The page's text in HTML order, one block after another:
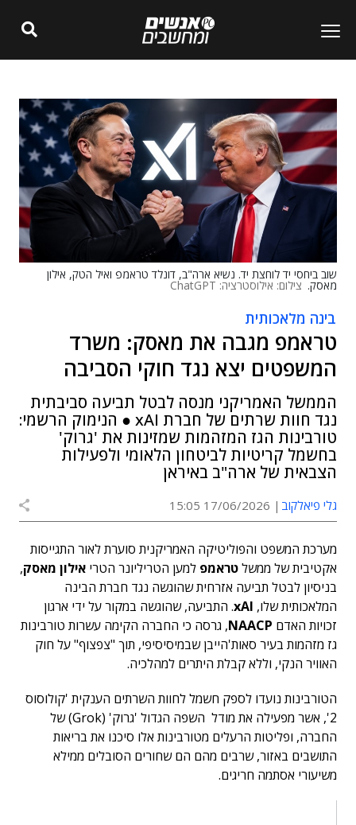
שוב ביחסי יד לוחצת יד. נשיא ארה"ב, דונלד טראמפ ואיל הטק, אילון
מאסק. צילום: אילוסטרציה: ChatGPT
בינה מלאכותית
טראמפ מגבה את מאסק: משרד
המשפטים יצא נגד חוקי הסביבה
הממשל האמריקני מנסה לבטל תביעה סביבתית
נגד חוות שרתים של חברת xAI ● הנימוק הרשמי:
טורבינות הגז המזהמות שמזינות את 'גרוק'
בחשמל קריטיות לביטחון הלאומי ולפעילות
הצבאית של ארה"ב באיראן
גלי פיאלקוב 17/06/2026 15:05
מערכת המשפט והפוליטיקה האמריקנית סוערת לאור התגייסות
אקטיבית של ממשלטראמפ למען הטריליונר הטרי אילון מאסק,
בניסיון לבטל תביעה אזרחית שהוגשה נגד חברת הבינה
המלאכותית שלו, xAI. התביעה, שהוגשה במקור על ידי ארגון
זכויות האדם NAACP, גרסה כי החברה הקימה עשרות טורבינות
גז מזהמות בעיר סאות'הייבן שבמיסיסיפי, תוך "צפצוף" על חוק
האוויר הנקי, וללא קבלת היתרים למהלכיה.
הטורבינות נועדו לספק חשמל לחוות השרתים הענקית 'קולוסוס
2', אשר מפעילה את מודל השפה הגדול 'גרוק' (Grok) של
החברה, ופליטות הרעלים מטורבינות אלו סיכנו את בריאות
התושבים באזור, שרבים מהם הם שחורים הסובלים ממילא
משיעורי אסתמה חריגים.